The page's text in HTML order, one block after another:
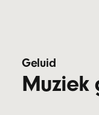
voor
Specificaties
Geluid
Muziek